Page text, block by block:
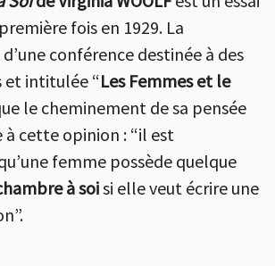
fois en 1929. La
conférence destinée à des
et intitulée “Les Femmes et le
le cheminement de sa pensée
à cette opinion : “il est
femme possède quelque
à soisi elle veut écrire une